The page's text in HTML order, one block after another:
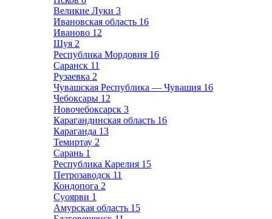
Великие Луки 3
Ивановская область 16
Иваново 12
Шуя 2
Республика Мордовия 16
Саранск 11
Рузаевка 2
Чувашская Республика — Чувашия 16
Чебоксары 12
Новочебоксарск 3
Карагандинская область 16
Караганда 13
Темиртау 2
Сарань 1
Республика Карелия 15
Петрозаводск 11
Кондопога 2
Суоярви 1
Амурская область 15